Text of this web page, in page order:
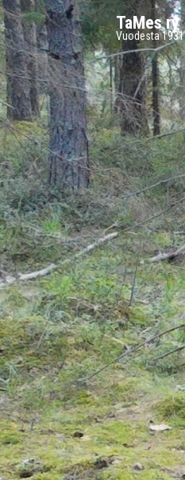
TaMes ry
Vuodesta 1931